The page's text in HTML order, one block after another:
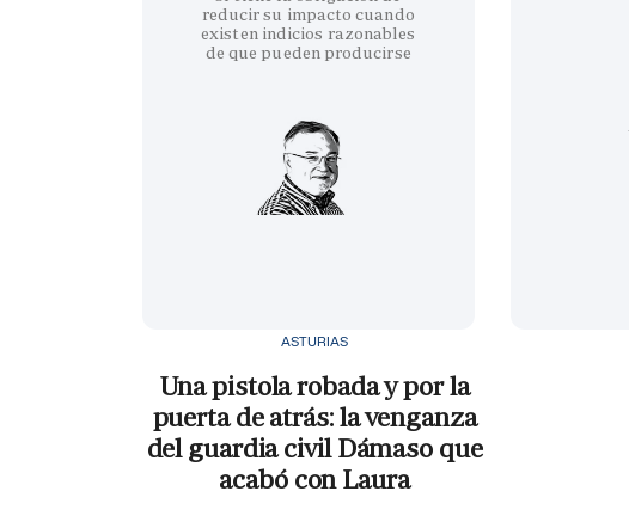
reducir su impacto cuando
existen indicios razonables
de que pueden producirse
ASTURIAS
Una pistola robada y por la
puerta de atrás: la venganza
del guardia civil Dámaso que
acabó con Laura